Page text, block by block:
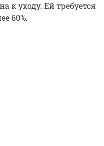
к уходу. Ей требуется
60%.